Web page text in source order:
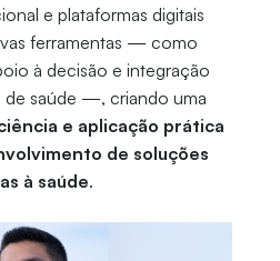
e plataformas digitais
ferramentas — como
à decisão e integração
de saúde —, criando uma
e aplicação prática
de soluções
à saúde.